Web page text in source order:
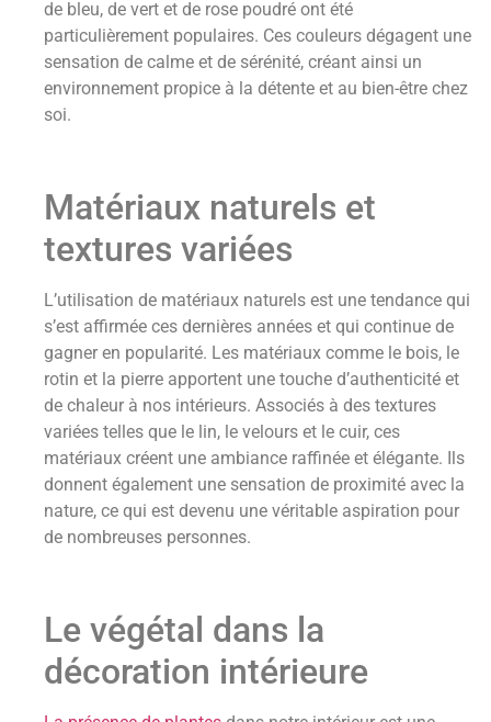
de bleu, de vert et de rose poudré ont été
particulièrement populaires. Ces couleurs dégagent une
sensation de calme et de sérénité, créant ainsi un
environnement propice à la détente et au bien-être chez
soi.
Matériaux naturels et
textures variées
L’utilisation de matériaux naturels est une tendance qui
s’est affirmée ces dernières années et qui continue de
gagner en popularité. Les matériaux comme le bois, le
rotin et la pierre apportent une touche d’authenticité et
de chaleur à nos intérieurs. Associés à des textures
variées telles que le lin, le velours et le cuir, ces
matériaux créent une ambiance raffinée et élégante. Ils
donnent également une sensation de proximité avec la
nature, ce qui est devenu une véritable aspiration pour
de nombreuses personnes.
Le végétal dans la
décoration intérieure